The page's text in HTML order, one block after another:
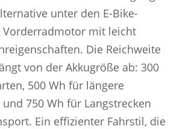
unter den E-Bike-
Vorderradmotor mit leicht
Die Reichweite
von der Akkugröße ab: 300
500 Wh für längere
750 Wh für Langstrecken
Ein effizienter Fahrstil, die